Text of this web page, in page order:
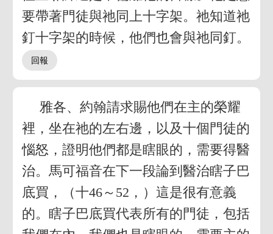
要帶著門徒與祂同上十字架。祂知道祂
釘十字架的時候，他們也會與祂同釘。
雅各、約翰請求賜他們在主的榮耀
裡，坐在祂的左右邊，以及十個門徒的
惱怒，證明他們都是瞎眼的，需要得醫
治。馬可福音在下一段論到醫治瞎子巴
底買，（十46～52，）這是很有意義
的。瞎子巴底買代表所有的門徒，包括